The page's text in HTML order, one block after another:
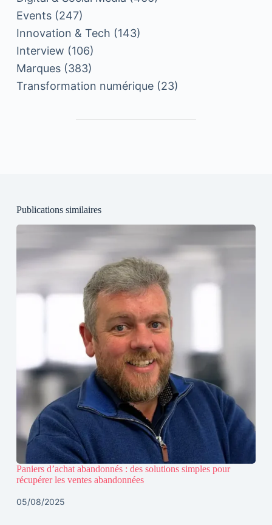
Events(247)
Innovation & Tech (143)
Interview (106)
Marques(383)
Transformation numérique(23)
Publications similaires
Paniers d’achat abandonnés : des solutions simples pour
récupérer les ventes abandonnées
05/08/2025